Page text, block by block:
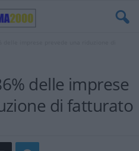
delle imprese
di fatturato